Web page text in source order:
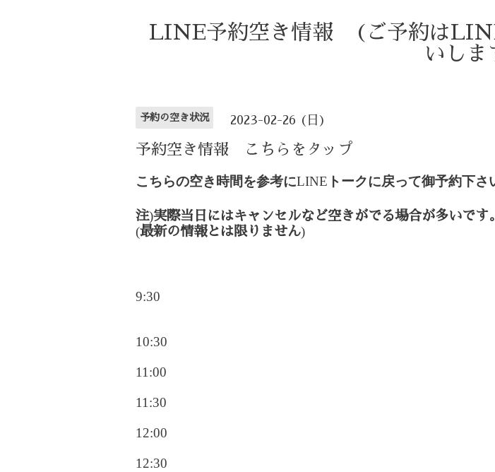
LINE予約空き情報 (ご予約は
いしま
予約の空き状況 2023-02-26 (日)
予約空き情報 こちらをタップ
こちらの空き時間を参考にLINE トークに戻って御予約下さ
注)実際当日にはキャンセルなど空きがでる場合が多いで
(最新の情報とは限りません)
9:30
10:30
11:00
11:30
12:00
12:30